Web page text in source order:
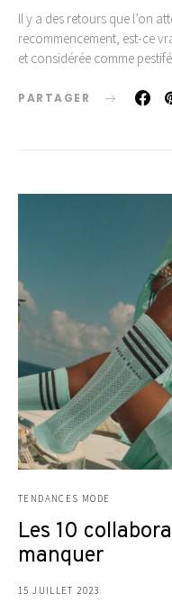
ll y a des retours que l’on
recommencement, est-ce
et considérée comme
PARTAGER
TENDANCES MODE
Les 10
manquer
15 JUILLET 2023